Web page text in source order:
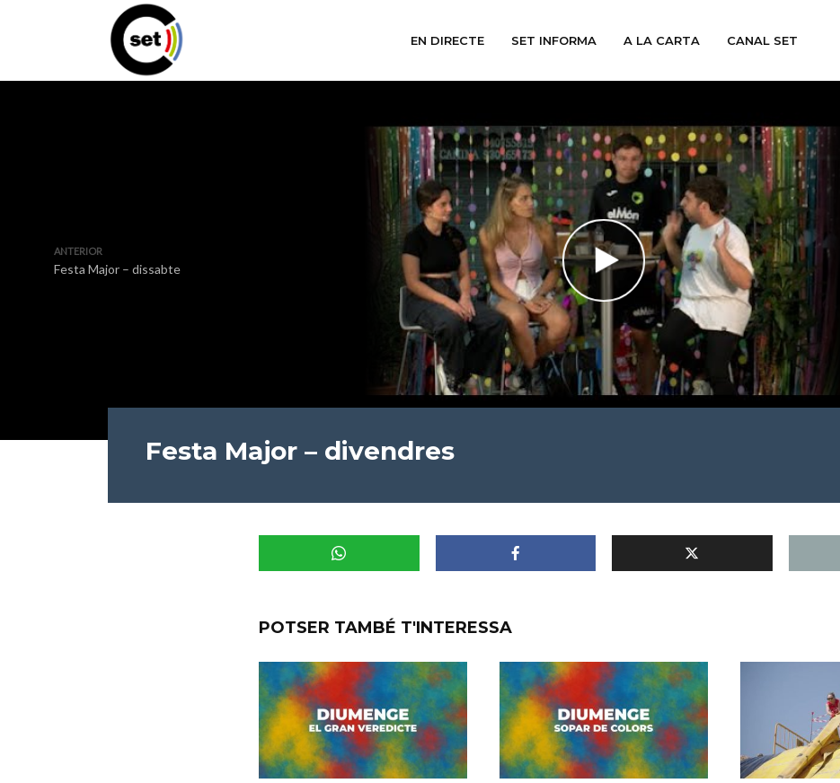
EN DIRECTE SET INFORMA A LA CARTA CANAL SET
ANTERIOR
Festa Major – dissabte
Festa Major – divendres
POTSER TAMBÉ T'INTERESSA